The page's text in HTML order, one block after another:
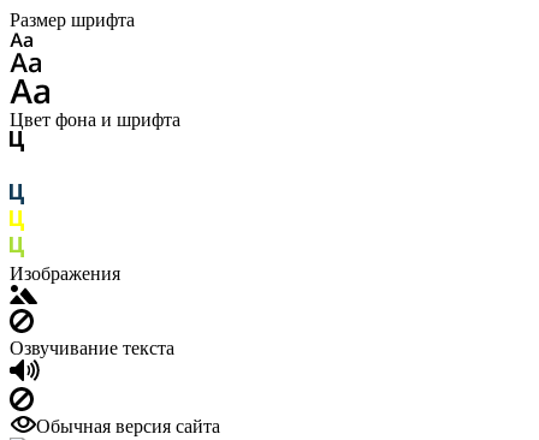
Размер шрифта
Цвет фона и шрифта
Изображения
Озвучивание текста
Обычная версия сайта